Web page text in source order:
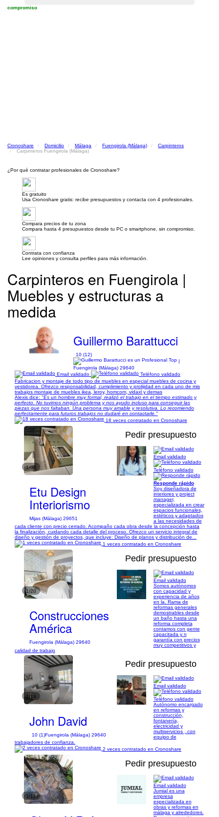
compromiso
Cronoshare Domicilio Málaga Fuengirola (Málaga)
Carpinteros
Carpinteros Fuengirola (Málaga)
¿Por qué contratar profesionales de Cronoshare?
Es gratuito
Usa Cronoshare gratis: recibe presupuestos y contacta con 4 profesionales.
Compara precios de tu zona
Compara hasta 4 presupuestos desde tu PC o smartphone, sin compromiso.
Contrata con confianza
Lee opiniones y consulta perfiles para más información.
Carpinteros en Fuengirola |
Muebles y estructuras a
medida
Guillermo Barattucci
10 (12)
|
Fuengirola (Málaga) 29640
Email validado
Teléfono validado
Fabricacion y montaje de todo tipo de muebles en especial muebles de cocina y
vestidorea. Ofrezco responsabilidad, cumplimiento y prolijidad en cada uno de mis
trabajos montaje de muebles ikea, leroy, homcom, vidaxl y demas
Alexis dice: "Es un hombre muy formal, realizó el trabajo en el tiempo estimado y
perfecto. No tuvimos ningún problema y nos ayudo incluso para conseguir las
piezas que nos faltaban. Una persona muy amable y resolutiva. Lo recomiendo
perfectamente para futuros trabajos no dudaré en contactarle."
18 veces contratado en Cronoshare
1/60
Pedir presupuesto
Etu Design
Interiorismo
Mijas (Málaga) 29651
Email validado
Teléfono validado
Responde rápido
Soy diseñadora de
interiores y project
manager,
especializada en crear
espacios funcionales,
estéticos y adaptados
a las necesidades de
cada cliente con precio cerrado. Acompaño cada obra desde la concepción hasta
la finalización, cuidando cada detalle del proceso. Ofrezco un servicio integral de
diseño y gestión de proyectos, que incluye: Diseño de planos y distribución de...
1 veces contratado en Cronoshare
1/20
Pedir presupuesto
Construcciones
América
Fuengirola (Málaga) 29640
Email validado
Somos autónomos
con capacidad y
experiencia de años
en la. Rama de
reformas generales
demostrables desde
un baño hasta una
reforma completa
contamos con gente
capacitada y n
garantía con precios
muy competitivos y
calidad de trabajo
1/19
Pedir presupuesto
John David
10 (1)Fuengirola (Málaga) 29640
Email validado
Teléfono validado
Autónomo encargado
en reformas y
construcción,
fontanería,
electricidad y
multiservicios , con
equipo de
trabajadores de confianza.
2 veces contratado en Cronoshare
1/16
Pedir presupuesto
Email validado
Jumial es una
empresa
especializada en
obras y reformas en
málaga y alrededores.